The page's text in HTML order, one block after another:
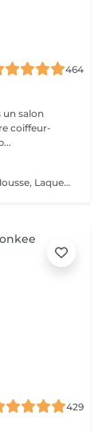
464
un salon
coiffeur-
Tous ces produits sont compris dans le prix : Mousse, Laque, Gel, Soin démêlant, Shampoing spécifique. Tous les produits que nous utilisons sont des produits de qualité professionnelle.
429